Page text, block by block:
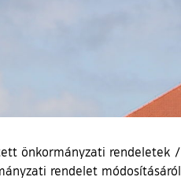
önkormányzati rendeletek /
rendelet módosításáról